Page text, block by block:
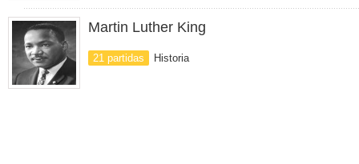
Martin Luther King
21 partidas Historia